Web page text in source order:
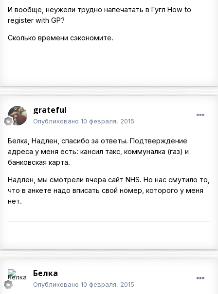
И вообще, неужели трудно напечатать в Гугл How to
register with GP?
Сколько времени сэкономите.
grateful
Опубликовано 10 февраля, 2015
Белка, Надлен, спасибо за ответы. Подтверждение
адреса у меня есть: кансил такс, коммуналка (газ) и
банковская карта.
Надлен, мы смотрели вчера сайт NHS. Но нас смутило то,
что в анкете надо вписать свой номер, которого у меня
нет.
Бeлкa
Опубликовано 10 февраля, 2015